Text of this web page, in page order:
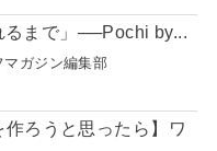
るまで」──Pochi by...
ガジン編集部
作ろうと思ったら】ワ